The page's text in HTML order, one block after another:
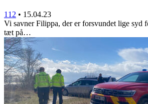
112 • 15.04.23
Vi savner Filippa, der er forsvundet lige syd
tæt på…